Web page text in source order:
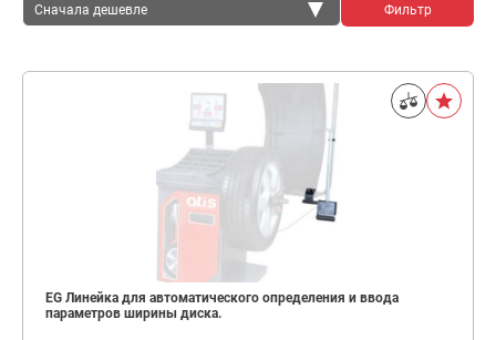
Сначала дешевле Фильтр
EG Линейка для автоматического определения и ввода
параметров ширины диска.